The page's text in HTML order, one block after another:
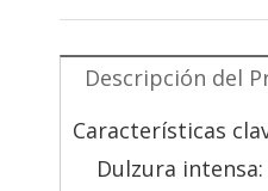
Descripción del
Características
Dulzura